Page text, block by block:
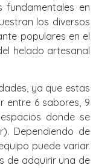
fundamentales en
los diversos
populares en el
helado artesanal
ya que estas
entre 6 sabores, 9
donde se
Dependiendo de
puede variar.
de adquirir una de